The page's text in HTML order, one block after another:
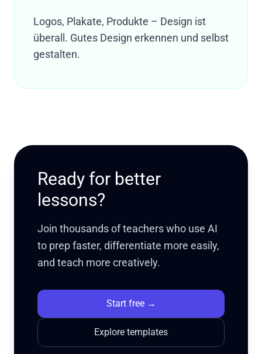
Logos, Plakate, Produkte – Design ist
überall. Gutes Design erkennen und selbst
gestalten.
Ready for better
lessons?
Join thousands of teachers who use AI
to prep faster, differentiate more easily,
and teach more creatively.
Start free→
Explore templates